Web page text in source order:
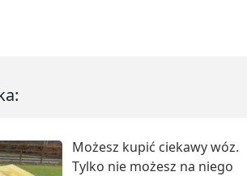
Możesz kupić ciekawy wóz.
Tylko nie możesz na niego